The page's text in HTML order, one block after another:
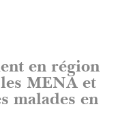
en région
MENA et
malades en